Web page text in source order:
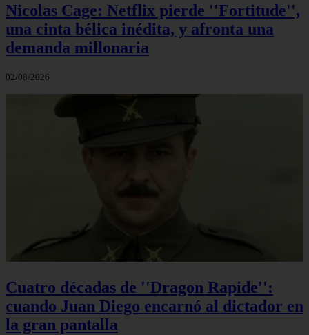
Nicolas Cage: Netflix pierde ''Fortitude'',
una cinta bélica inédita, y afronta una
demanda millonaria
02/08/2026
Cuatro décadas de ''Dragon Rapide'':
cuando Juan Diego encarnó al dictador en
la gran pantalla